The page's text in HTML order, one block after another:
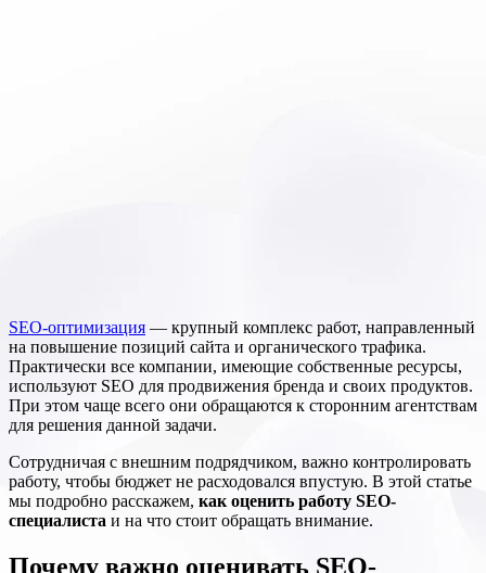
SEO-оптимизация — крупный комплекс работ, направленный
на повышение позиций сайта и органического трафика.
Практически все компании, имеющие собственные ресурсы,
используют SEO для продвижения бренда и своих продуктов.
При этом чаще всего они обращаются к сторонним агентствам
для решения данной задачи.
Сотрудничая с внешним подрядчиком, важно контролировать
работу, чтобы бюджет не расходовался впустую. В этой статье
мы подробно расскажем, как оценить работу SEO-
специалиста и на что стоит обращать внимание.
Почему важно оценивать SEO-